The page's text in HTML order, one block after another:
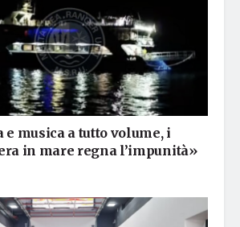
e musica a tutto volume, i
in mare regna l’impunità»